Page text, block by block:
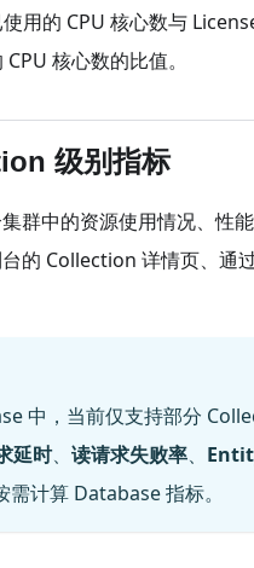
用的 CPU 核心数与
核心数的比值。
级别指标
群中的资源使用情况、性
的 Collection 详情页、通
中，当前仅支持部分
延时、 读请求失败率、
计算 Database 指标。